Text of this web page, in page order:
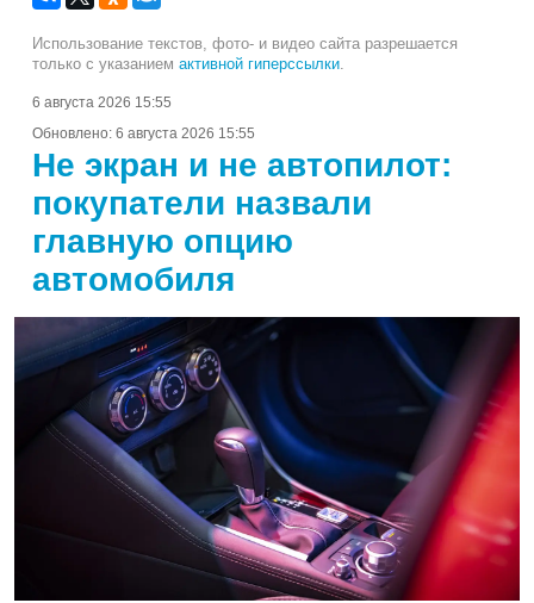
Использование текстов, фото- и видео сайта разрешается
только с указанием активной гиперссылки
6 августа 2026 15:55
Обновлено: 6 августа 2026 15:55
Не экран и не автопилот:
покупатели назвали
главную опцию
автомобиля